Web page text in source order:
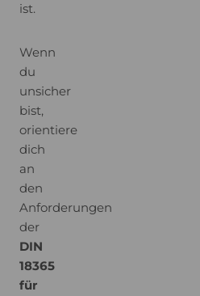
ist.
Wenn
du
unsicher
bist,
orientiere
dich
an
den
Anforderungen
der
DIN
18365
für